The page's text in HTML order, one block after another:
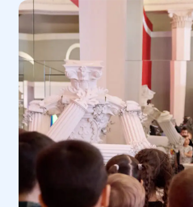
САМЫЕ
ИНТЕРЕСНЫЕ